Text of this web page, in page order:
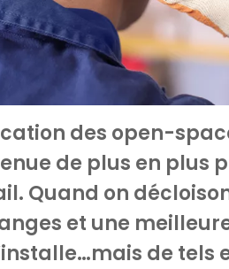
des open-
de plus en plus
Quand on
et une
de tels